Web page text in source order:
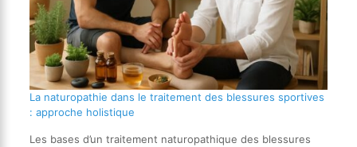
La naturopathie dans le traitement des blessures sportives
: approche holistique
Les bases d’un traitement naturopathique des blessures